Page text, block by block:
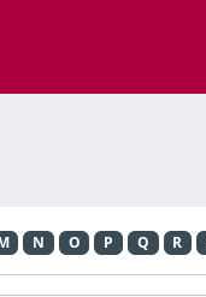
N O P Q R